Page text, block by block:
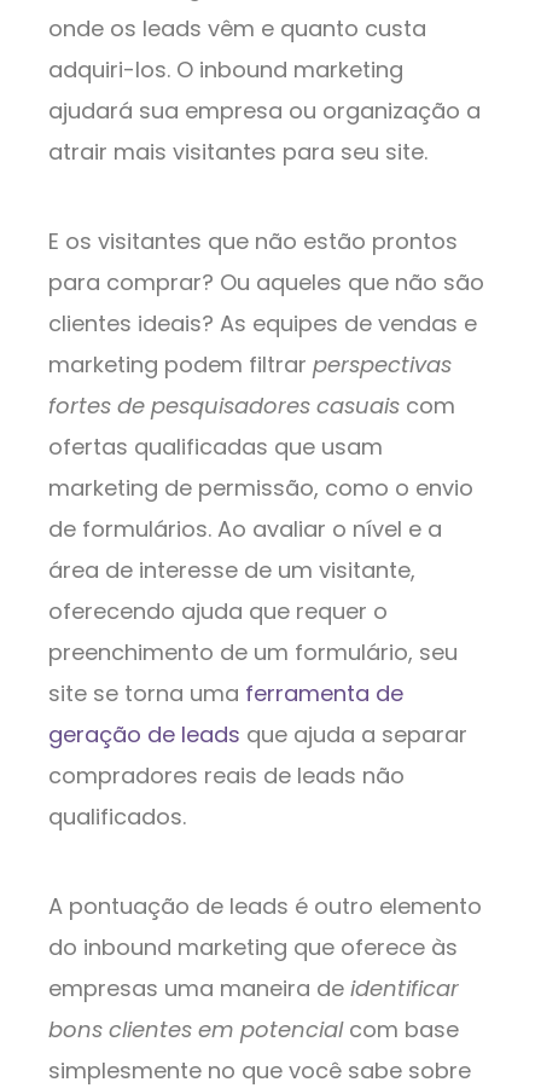
onde os leads vêm e quanto custa
adquiri-los. O inbound marketing
ajudará sua empresa ou organização a
atrair mais visitantes para seu site.
E os visitantes que não estão prontos
para comprar? Ou aqueles que não são
clientes ideais? As equipes de vendas e
marketing podem filtrar perspectivas
fortes de pesquisadores casuais com
ofertas qualificadas que usam
marketing de permissão, como o envio
de formulários. Ao avaliar o nível e a
área de interesse de um visitante,
oferecendo ajuda que requer o
preenchimento de um formulário, seu
site se torna uma ferramenta de
geração de leads que ajuda a separar
compradores reais de leads não
qualificados.
A pontuação de leads é outro elemento
do inbound marketing que oferece às
empresas uma maneira de identificar
bons clientes em potencial com base
simplesmente no que você sabe sobre